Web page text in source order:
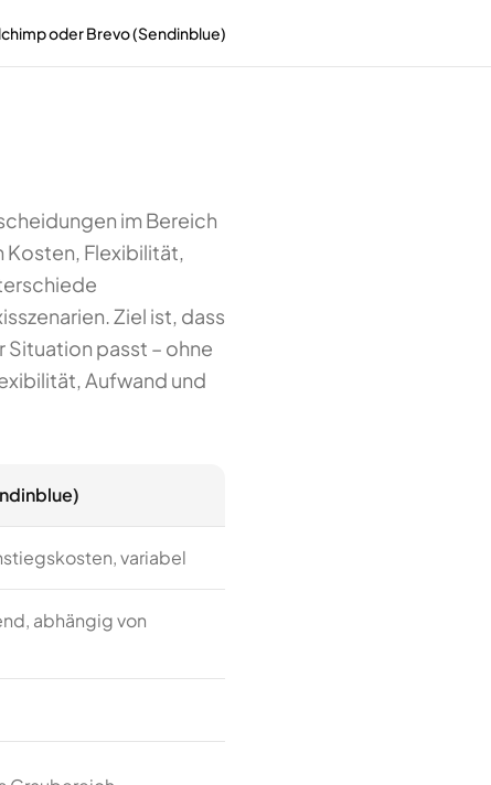
oder Brevo (Sendinblue)
im Bereich
Kosten, Flexibilität,
Ziel ist, dass
Situation passt – ohne
Aufwand und
variabel
abhängig von